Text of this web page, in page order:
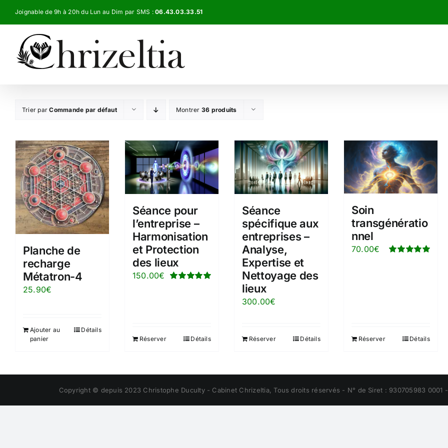
contenu
Joignable de 9h à 20h du Lun au Dim par SMS :06.43.03.33.51
Trier parCommande par défaut Montrer 36 produits
Planche de
recharge
Métatron-4
25.90€
Ajouter au
panier
Détails
Séance pour
l’entreprise –
Harmonisation
et Protection
des lieux
150.00€
Réserver Détails
Séance
spécifique aux
entreprises –
Analyse,
Expertise et
Nettoyage des
lieux
300.00€
Réserver Détails
Soin
transgénératio
nnel
70.00€
Réserver Détails
Copyright © depuis 2023 Christophe Duculty - Cabinet Chrizeltia, Tous droits réservés - N° de Siret : 930705983 0001 -